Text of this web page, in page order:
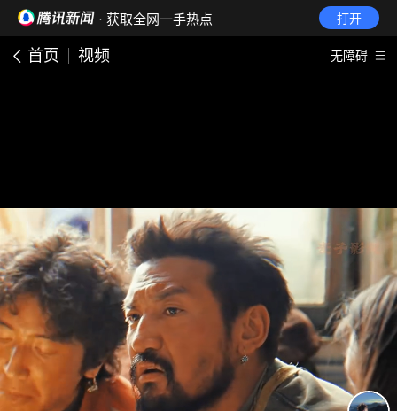
· 获取全网一手热点 打开
首页 视频 无障碍